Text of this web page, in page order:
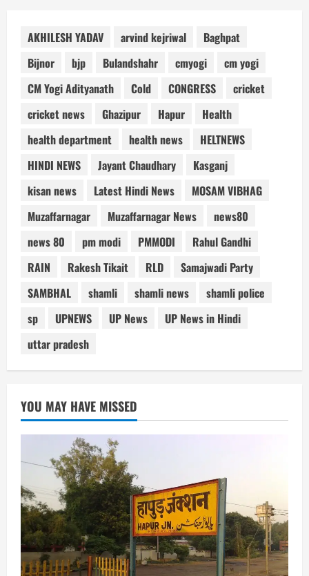
AKHILESH YADAV arvind kejriwal
Baghpat
Bijnor
bjp Bulandshahr cmyogi
cm yogi
CM Yogi Adityanath
Cold CONGRESS
cricket
cricket news
Ghazipur Hapur
Health
health department
health news
HELTNEWS
HINDI NEWS
Jayant Chaudhary
Kasganj
kisan news
Latest Hindi News
MOSAM VIBHAG
Muzaffarnagar
Muzaffarnagar News
news80
news 80
pm modi PMMODI
Rahul Gandhi
RAIN
Rakesh Tikait RLD
Samajwadi Party
SAMBHAL
shamli shamli news
shamli police
sp
UPNEWS UP News
UP News in Hindi
uttar pradesh
YOU MAY HAVE MISSED